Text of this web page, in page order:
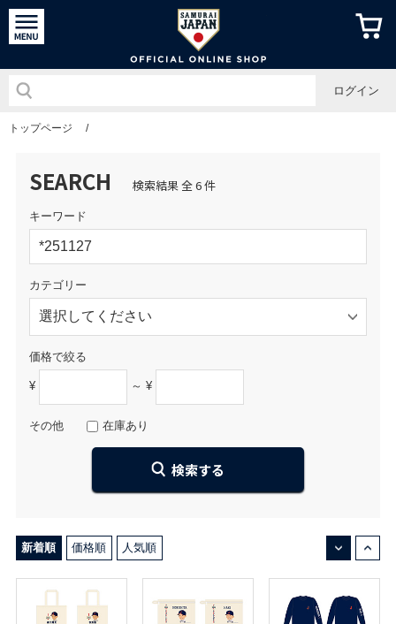
侍ジャパ
ログイン
トップページ /
SEARCH 検索結果 全 6 件
キーワード
カテゴリー
価格で絞る
¥ ～ ¥
その他 在庫あり
新着順 価格順 人気順